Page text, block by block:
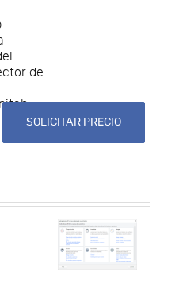
de
SOLICITAR PRECIO